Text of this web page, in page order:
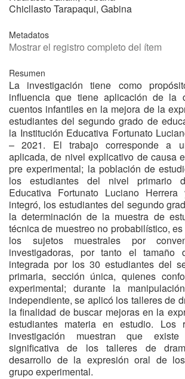
Chicllasto Tarapaqui, Gabina
Metadatos
Mostrar el registro completo del ítem
Resumen
La investigación tiene como
influencia que tiene aplicación de la
cuentos infantiles en la mejora de la
estudiantes del segundo grado de
la Institución Educativa Fortunato
– 2021. El trabajo corresponde a
aplicada, de nivel explicativo de causa
pre experimental; la población de
los estudiantes del nivel primario
Educativa Fortunato Luciano
integró, los estudiantes del segundo
la determinación de la muestra de
técnica de muestreo no probabilístico,
los sujetos muestrales por
investigadoras, por tanto el tamaño
integrada por los 30 estudiantes del
primaria, sección única, quienes
experimental; durante la
independiente, se aplicó los talleres de
la finalidad de buscar mejoras en la
estudiantes materia en estudio. Los
investigación muestran que
significativa de los talleres de
desarrollo de la expresión oral de
grupo experimental.